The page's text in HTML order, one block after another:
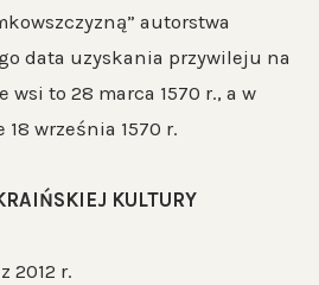
autorstwa
data uzyskania przywileju na
to 28 marca 1570 r., a w
września 1570 r.
KULTURY
2012 r.